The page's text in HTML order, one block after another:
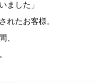
ました」
れたお客様。
、